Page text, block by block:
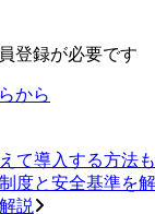
登録が必要です
て導入する方法
度と安全基準を
説